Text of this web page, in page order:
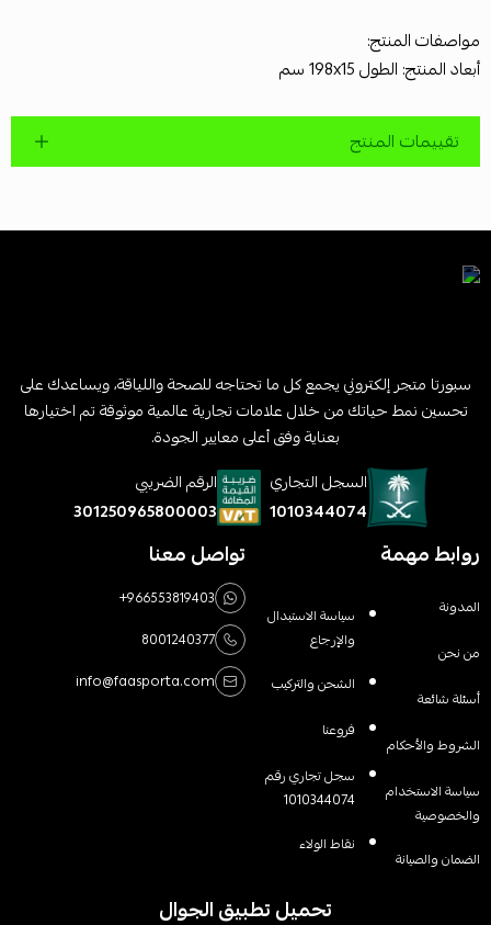
مواصفات المنتج:
أبعاد المنتج: الطول 198x15 سم
تقييمات المنتج
سبورتا متجر إلكتروني يجمع كل ما تحتاجه للصحة واللياقة، ويساعدك على
تحسين نمط حياتك من خلال علامات تجارية عالمية موثوقة تم اختيارها
بعناية وفق أعلى معايير الجودة.
السجل التجاري
1010344074
الرقم الضريبي
301250965800003
روابط مهمة
المدونة
من نحن
أسئلة شائعة
الشروط والأحكام
سياسة الاستخدام
والخصوصية
الضمان والصيانة
سياسة الاستبدال
والإرجاع
الشحن والتركيب
فروعنا
سجل تجاري رقم
1010344074
نقاط الولاء
تواصل معنا
+966553819403
8001240377
info@faasporta.com
تحميل تطبيق الجوال